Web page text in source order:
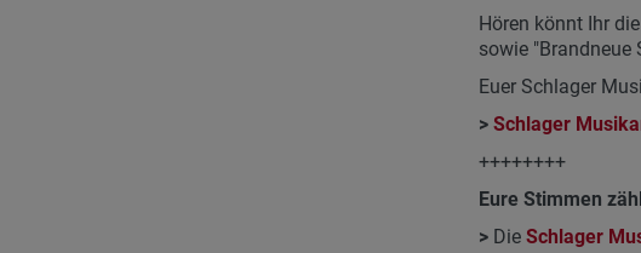
Hören könnt Ihr
sowie "Brandneue
Euer Schlager
> Schlager
++++++++
Eure Stimmen
>Die Schlager